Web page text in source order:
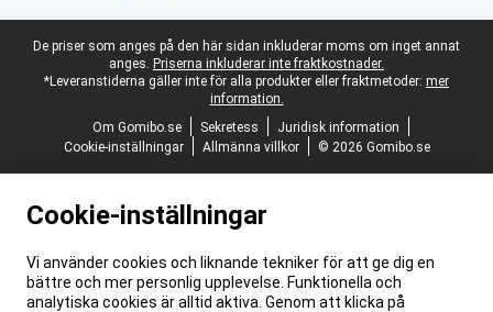
Juridisk fotnot
De priser som anges på den här sidan inkluderar moms om inget annat
anges. Priserna inkluderar inte fraktkostnader.
*Leveranstiderna gäller inte för alla produkter eller fraktmetoder: mer
information.
Om Gomibo.se
Sekretess
Juridisk information
Cookie-inställningar
Allmänna villkor © 2026 Gomibo.se
Cookie-inställningar
Vi använder cookies och liknande tekniker för att ge dig en
bättre och mer personlig upplevelse. Funktionella och
analytiska cookies är alltid aktiva. Genom att klicka på